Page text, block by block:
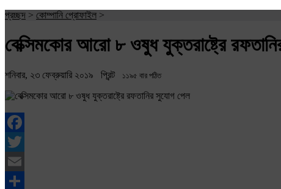
প্রচ্ছদ > কোম্পানি প্রোফাইল >
বেক্সিমকোর আরো ৮ ওষুধ যুক্তরাষ্ট্রে
শনিবার, ২৩ ফেব্রুয়ারি ২০১৯ প্রিন্ট ১১৯৫ বার পঠিত
Facebook
Twitter
Email